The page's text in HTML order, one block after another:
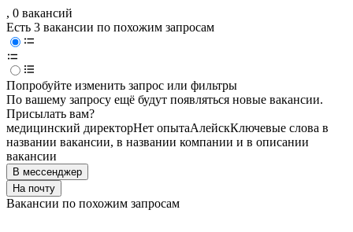
, 0 вакансий
Есть 3 вакансии по похожим запросам
Попробуйте изменить запрос или фильтры
По вашему запросу ещё будут появляться новые вакансии.
Присылать вам?
медицинский директорНет опытаАлейскКлючевые слова в
названии вакансии, в названии компании и в описании
вакансии
В мессенджер
На почту
Вакансии по похожим запросам